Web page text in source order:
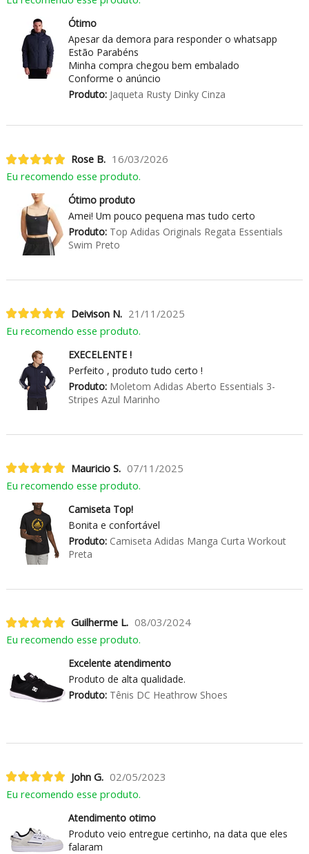
Ótimo
Apesar da demora para responder o whatsapp
Estão Parabéns
Minha compra chegou bem embalado
Conforme o anúncio
Produto:Jaqueta Rusty Dinky Cinza
Rose B. 16/03/2026
Eu recomendo esse produto.
Ótimo produto
Amei! Um pouco pequena mas tudo certo
Produto:Top Adidas Originals Regata Essentials
Swim Preto
Deivison N. 21/11/2025
Eu recomendo esse produto.
EXECELENTE !
Perfeito , produto tudo certo !
Produto:Moletom Adidas Aberto Essentials 3-
Stripes Azul Marinho
Mauricio S. 07/11/2025
Eu recomendo esse produto.
Camiseta Top!
Bonita e confortável
Produto:Camiseta Adidas Manga Curta Workout
Preta
Guilherme L. 08/03/2024
Eu recomendo esse produto.
Excelente atendimento
Produto de alta qualidade.
Produto:Tênis DC Heathrow Shoes
John G. 02/05/2023
Eu recomendo esse produto.
Atendimento otimo
Produto veio entregue certinho, na data que eles
falaram